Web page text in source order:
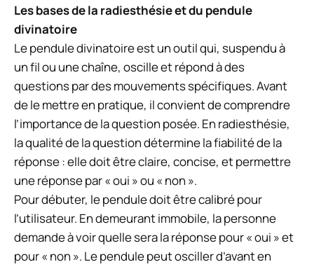
Les bases de la radiesthésie et du pendule
divinatoire
Le pendule divinatoire est un outil qui, suspendu à
un fil ou une chaîne, oscille et répond à des
questions par des mouvements spécifiques. Avant
de le mettre en pratique, il convient de comprendre
l’importance de la question posée. En radiesthésie,
la qualité de la question détermine la fiabilité de la
réponse : elle doit être claire, concise, et permettre
une réponse par « oui » ou « non ».
Pour débuter, le pendule doit être calibré pour
l’utilisateur. En demeurant immobile, la personne
demande à voir quelle sera la réponse pour « oui » et
pour « non ». Le pendule peut osciller d’avant en